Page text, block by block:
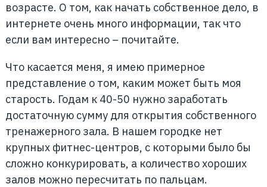
возрасте. О том, как начать собственное дело, в
интернете очень много информации, так что
если вам интересно – почитайте.
Что касается меня, я имею примерное
представление о том, каким может быть моя
старость. Годам к 40-50 нужно заработать
достаточную сумму для открытия собственного
тренажерного зала. В нашем городке нет
крупных фитнес-центров, с которыми было бы
сложно конкурировать, а количество хороших
залов можно пересчитать по пальцам.